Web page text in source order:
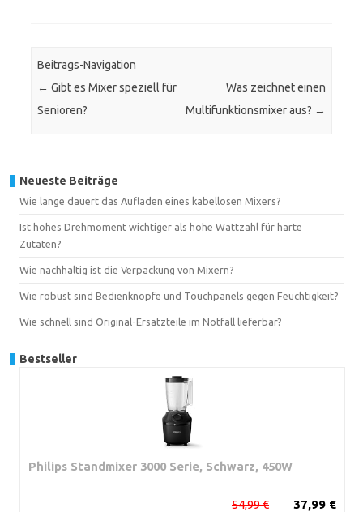
Beitrags-Navigation
← Gibt es Mixer speziell für
Senioren?
Was zeichnet einen
Multifunktionsmixer aus? →
Neueste Beiträge
Wie lange dauert das Aufladen eines kabellosen Mixers?
Ist hohes Drehmoment wichtiger als hohe Wattzahl für harte
Zutaten?
Wie nachhaltig ist die Verpackung von Mixern?
Wie robust sind Bedienknöpfe und Touchpanels gegen Feuchtigkeit?
Wie schnell sind Original-Ersatzteile im Notfall lieferbar?
Bestseller
Philips Standmixer 3000 Serie, Schwarz, 450W
37,99 €
54,99 €